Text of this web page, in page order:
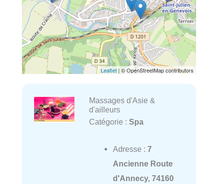
Leaflet | © OpenStreetMap contributors
Massages d'Asie &
d'ailleurs
Catégorie : Spa
Adresse : 7
Ancienne Route
d'Annecy, 74160